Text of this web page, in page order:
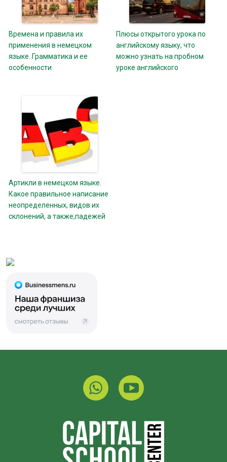
Времена и правила их
применения в немецком
языке. Грамматика и ее
особенности
Плюсы открытого урока по
английскому языку, что
можно узнать на пробном
уроке английского
Артикли в немецком языке.
Какое правильное написание
неопределенных, видов их
склонений, а также,падежей